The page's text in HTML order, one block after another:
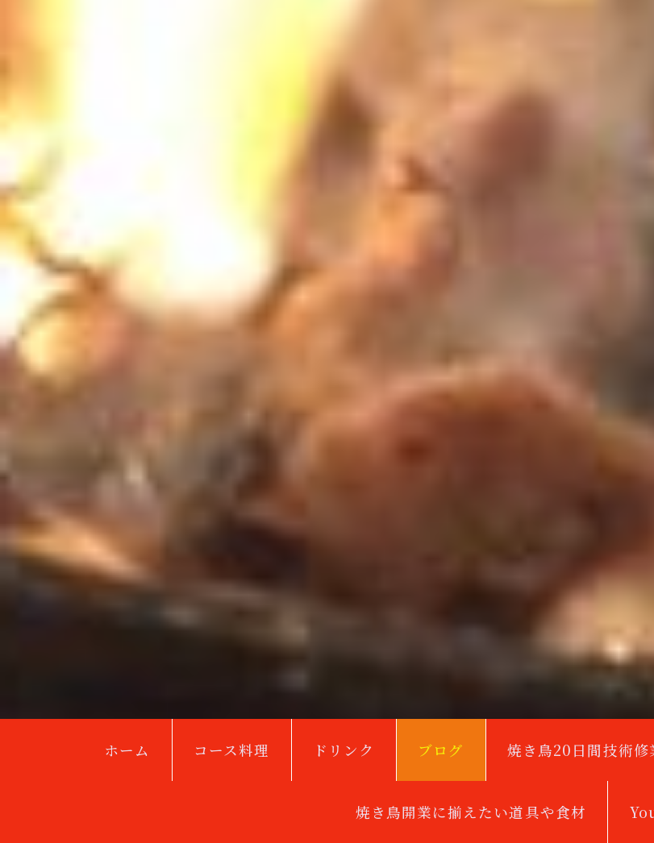
ホーム コース料理 ドリンク ブログ 焼き鳥20日間技術修
焼き鳥開業に揃えたい道具や食材